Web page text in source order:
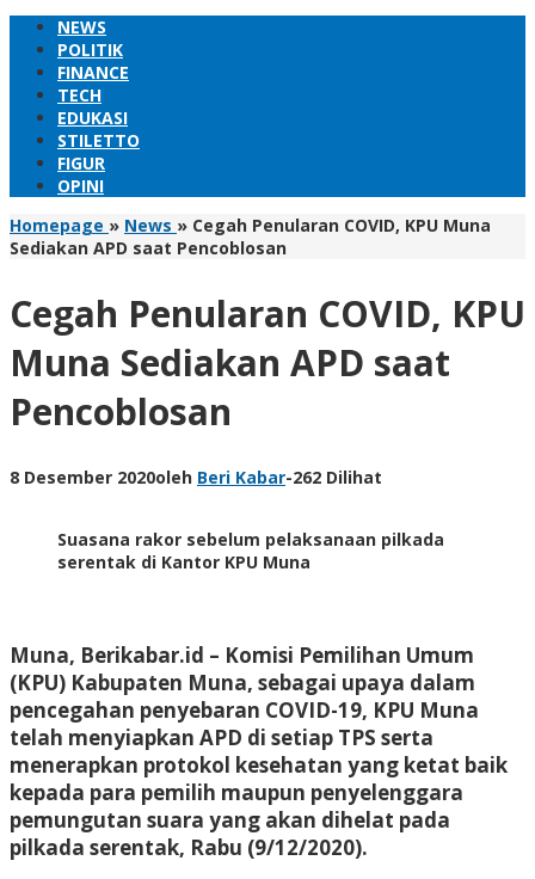
NEWS
POLITIK
FINANCE
TECH
EDUKASI
STILETTO
FIGUR
OPINI
Homepage » News » Cegah Penularan COVID, KPU Muna
Sediakan APD saat Pencoblosan
Cegah Penularan COVID, KPU
Muna Sediakan APD saat
Pencoblosan
8 Desember 2020oleh Beri Kabar-262 Dilihat
Suasana rakor sebelum pelaksanaan pilkada
serentak di Kantor KPU Muna
Muna, Berikabar.id – Komisi Pemilihan Umum
(KPU) Kabupaten Muna, sebagai upaya dalam
pencegahan penyebaran COVID-19, KPU Muna
telah menyiapkan APD di setiap TPS serta
menerapkan protokol kesehatan yang ketat baik
kepada para pemilih maupun penyelenggara
pemungutan suara yang akan dihelat pada
pilkada serentak, Rabu (9/12/2020).